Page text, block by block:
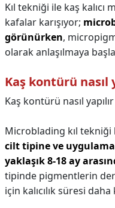
Kıl tekniği ile kaş kalıcı
kafalar karışıyor;
görünürken,
olarak anlaşılmaya
Kaş kontürü nasıl
Kaş kontürü nasıl
Microblading kıl tekniği
cilt tipine ve uygulama
yaklaşık 8-18 ay
tipinde pigmentlerin
için kalıcılık süresi